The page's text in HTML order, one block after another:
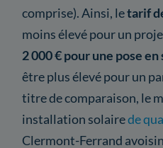
comprise). Ainsi, letarif
moins élevé pour un
2 000 € pour une pose
être plus élevé pour un
titre de comparaison, le
installation solairede
Clermont-Ferrand